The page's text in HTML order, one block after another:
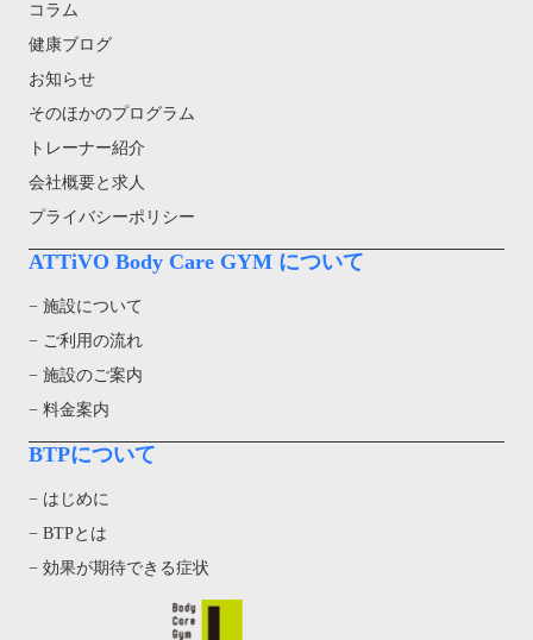
コラム
健康ブログ
お知らせ
そのほかのプログラム
トレーナー紹介
会社概要と求人
プライバシーポリシー
ATTiVO Body Care GYM について
− 施設について
− ご利用の流れ
− 施設のご案内
− 料金案内
BTPについて
− はじめに
− BTPとは
− 効果が期待できる症状